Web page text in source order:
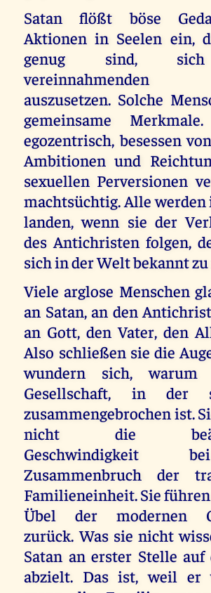
Satan flößt böse
Aktionen in Seelen ein,
genug sind,
auszusetzen. Solche
gemeinsame
egozentrisch, besessen
Ambitionen und
sexuellen Perversionen
machtsüchtig. Alle
landen, wenn sie der
des Antichristen folgen,
sich in der Welt bekannt
Viele arglose Menschen
an Satan, an den
an Gott, den Vater, den
Also schließen sie die
wundern sich, warum
Gesellschaft, in der
zusammengebrochen ist.
nicht die
Geschwindigkeit
Zusammenbruch der
Familieneinheit. Sie
Übel der modernen
zurück. Was sie nicht
Satan an erster Stelle
abzielt. Das ist, weil er